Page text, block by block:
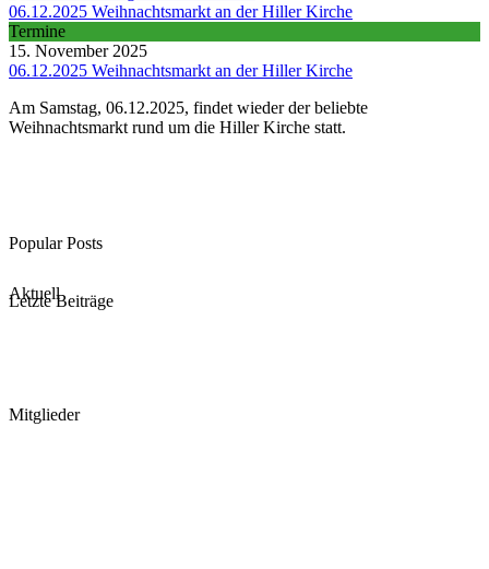
06.12.2025 Weihnachtsmarkt an der Hiller Kirche
Termine
15. November 2025
06.12.2025 Weihnachtsmarkt an der Hiller Kirche
Am Samstag, 06.12.2025, findet wieder der beliebte
Weihnachtsmarkt rund um die Hiller Kirche statt.
Popular Posts
Letzte Beiträge
Aktuell
Mitglieder